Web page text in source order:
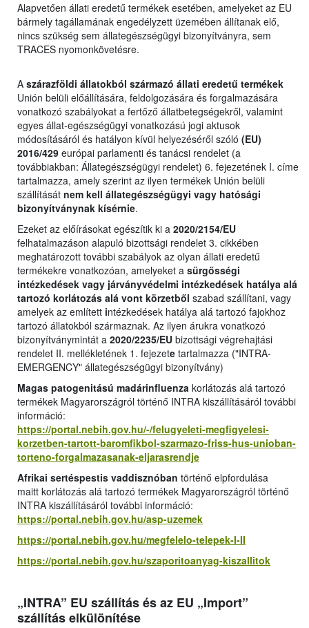
Alapvetően állati eredetű termékek esetében, amelyeket az EU
bármely tagállamának engedélyzett üzemében állítanak elő,
nincs szükség sem állategészségügyi bizonyítványra, sem
TRACES nyomonkövetésre.
A szárazföldi állatokból származó állati eredetű termékek
Unión belüli előállítására, feldolgozására és forgalmazására
vonatkozó szabályokat a fertőző állatbetegségekről, valamint
egyes állat-egészségügyi vonatkozású jogi aktusok
módosításáról és hatályon kívül helyezéséről szóló (EU)
2016/429 európai parlamenti és tanácsi rendelet (a
továbbiakban: Állategészségügyi rendelet) 6. fejezetének I. címe
tartalmazza, amely szerint az ilyen termékek Unión belüli
szállítását nem kell állategészségügyi vagy hatósági
bizonyítványnak kísérnie.
Ezeket az előírásokat egészítik ki a 2020/2154/EU
felhatalmazáson alapuló bizottsági rendelet 3. cikkében
meghatározott további szabályok az olyan állati eredetű
termékekre vonatkozóan, amelyeket a sürgősségi
intézkedések vagy járványvédelmi intézkedések hatálya alá
tartozó korlátozás alá vont körzetből szabad szállítani, vagy
amelyek az említett intézkedések hatálya alá tartozó fajokhoz
tartozó állatokból származnak. Az ilyen árukra vonatkozó
bizonyítványmintát a 2020/2235/EU bizottsági végrehajtási
rendelet II. mellékletének 1. fejezete tartalmazza ("INTRA-
EMERGENCY" állategészségügyi bizonyítvány)
Magas patogenitású madárinfluenza korlátozás alá tartozó
termékek Magyarországról történő INTRA kiszállításáról további
információ:
https://portal.nebih.gov.hu/-/felugyeleti-megfigyelesi-
korzetben-tartott-baromfikbol-szarmazo-friss-hus-unioban-
torteno-forgalmazasanak-eljarasrendje
Afrikai sertéspestis vaddisznóban történő elpfordulása
maitt korlátozás alá tartozó termékek Magyarországról történő
INTRA kiszállításáról további információ:
https://portal.nebih.gov.hu/asp-uzemek
https://portal.nebih.gov.hu/megfelelo-telepek-I-II
https://portal.nebih.gov.hu/szaporitoanyag-kiszallitok
„INTRA” EU szállítás és az EU „Import”
szállítás elkülönítése